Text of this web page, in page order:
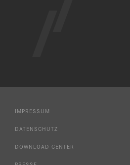
IMPRESSUM
DATENSCHUTZ
DOWNLOAD CENTER